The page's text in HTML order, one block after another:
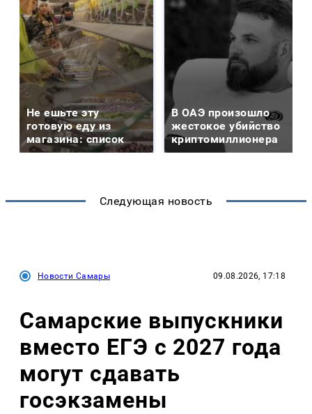
Не ешьте эту
готовую еду из
магазина: список
В ОАЭ произошло
жестокое убийство
криптомиллионера
Следующая новость
Новости Самары 09.08.2026, 17:18
Самарские выпускники
вместо ЕГЭ с 2027 года
могут сдавать
госэкзамены